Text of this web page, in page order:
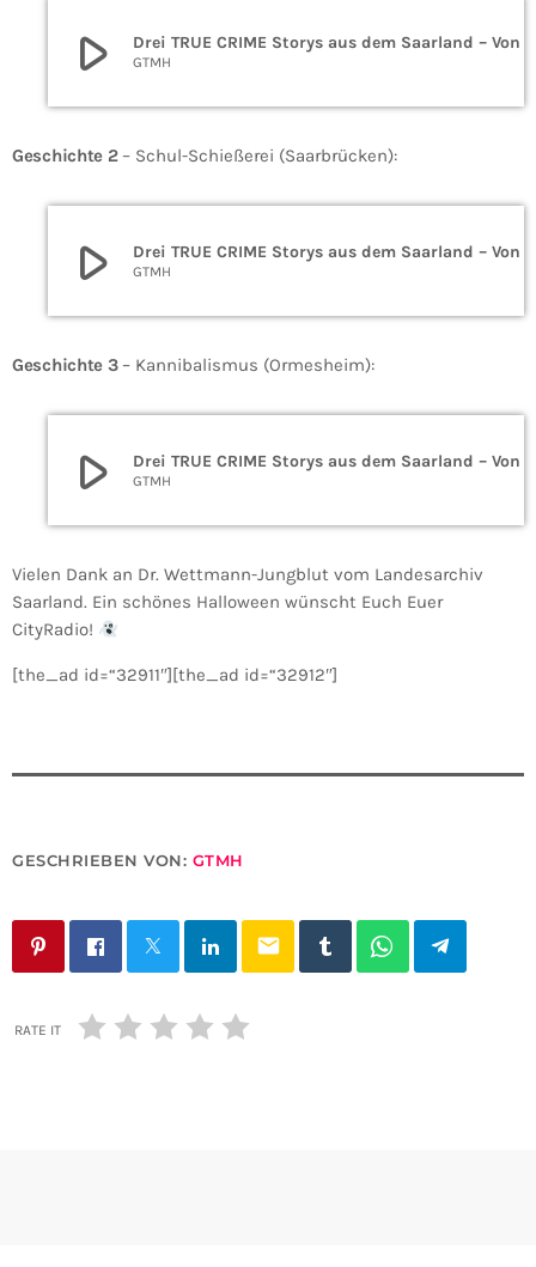
play_arrow GTMH
Geschichte 2– Schul-Schießerei (Saarbrücken):
play_arrow GTMH
Geschichte 3– Kannibalismus (Ormesheim):
play_arrow GTMH
Vielen Dank an Dr. Wettmann-Jungblut vom Landesarchiv
Saarland. Ein schönes Halloween wünscht Euch Euer
CityRadio!
[the_ad id=“32911″][the_ad id=“32912″]
GESCHRIEBEN VON: GTMH
email
RATE IT